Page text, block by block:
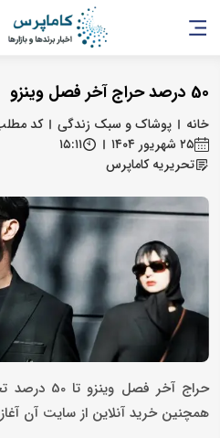
50 درصد حراج آخر فصل وینزو
خانه پوشاک و سبک زندگی
کد مطلب:
۲۵ شهریور ۱۴۰۴
۱۵:۱۱
تحریریه کاماپرس
حراج آخر
همچنین خرید آنلاین از سایت آن